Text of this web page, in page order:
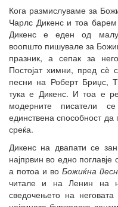
Кога размислуваме за
Чарлс Дикенс и тоа
Дикенс е еден од
воопшто пишувале за
празник, а сепак за
Постојат химни, пред сѐ
песни на Роберт Бриџс,
тука е Дикенс. И тоа е
модерните писатели
единствена способност
среќа.
Дикенс на двапати се
најпрвин во едно поглавје
а потоа и во Божиќна
читале и на Ленин на
сведочењето на